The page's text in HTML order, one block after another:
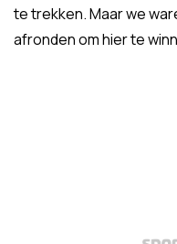
te trekken. Maar we
afronden om hier te